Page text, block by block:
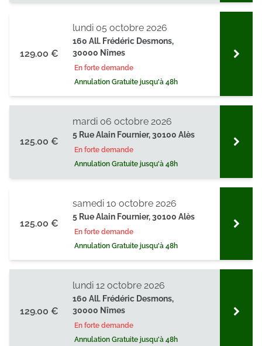
129.00 €
160 All. Frédéric Desmons,
30000 Nîmes
En forte demande
Annulation Gratuite jusqu'à 48h
lundi 05 octobre 2026
125.00 €
5 Rue Alain Fournier, 30100 Alès
En forte demande
Annulation Gratuite jusqu'à 48h
mardi 06 octobre 2026
125.00 €
5 Rue Alain Fournier, 30100 Alès
En forte demande
Annulation Gratuite jusqu'à 48h
samedi 10 octobre 2026
129.00 €
160 All. Frédéric Desmons,
30000 Nîmes
En forte demande
Annulation Gratuite jusqu'à 48h
lundi 12 octobre 2026